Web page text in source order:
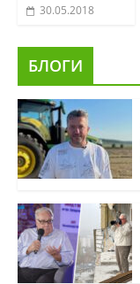
30.05.2018
БЛОГИ